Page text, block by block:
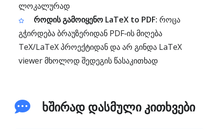
ლოკალურად
როდის გამოიყენო LaTeX to PDF: როცა
გჭირდება ბრაუზერიდან PDF‑ის მიღება
TeX/LaTeX პროექტიდან და არ გინდა LaTeX
viewer მხოლოდ შედეგის წასაკითხად
ხშირად დასმული კითხვები